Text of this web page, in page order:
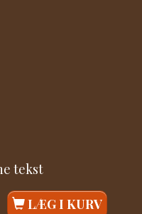
tekst
LÆG I KURV